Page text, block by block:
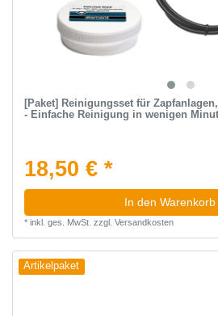
[Paket] Reinigungsset für
- Einfache Reinigung in wenigen
18,50 € *
In den Warenkorb
* inkl. ges. MwSt. zzgl. Versandkosten
Artikelpaket